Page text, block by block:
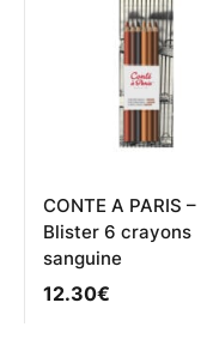
produit
CONTE A PARIS –
Blister 6 crayons
sanguine
12.30€